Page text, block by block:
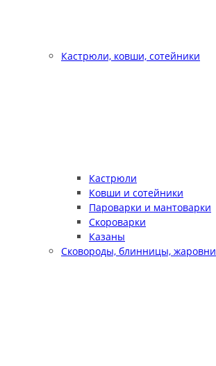
Кастрюли, ковши, сотейники
Кастрюли
Ковши и сотейники
Пароварки и мантоварки
Скороварки
Казаны
Сковороды, блинницы, жаровни